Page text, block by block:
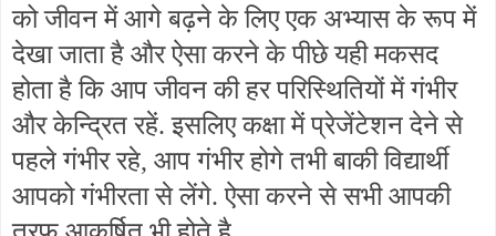
को जीवन में आगे बढ़ने के लिए एक अभ्यास के रूप में
देखा जाता है और ऐसा करने के पीछे यही मकसद
होता है कि आप जीवन की हर परिस्थितियों में गंभीर
और केन्द्रित रहें. इसलिए कक्षा में प्रेजेंटेशन देने से
पहले गंभीर रहे, आप गंभीर होगे तभी बाकी विद्यार्थी
आपको गंभीरता से लेंगे. ऐसा करने से सभी आपकी